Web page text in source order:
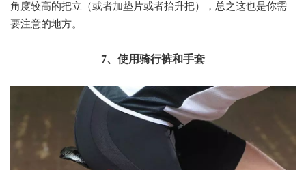
角度较高的把立（或者加垫片或者抬升把），总之这也是你需
要注意的地方。
7、使用骑行裤和手套